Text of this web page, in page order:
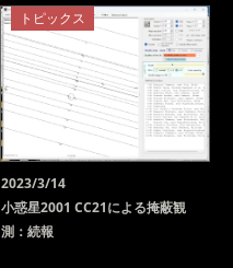
トピックス
2023/3/14
小惑星2001 CC21による掩蔽観
測：続報